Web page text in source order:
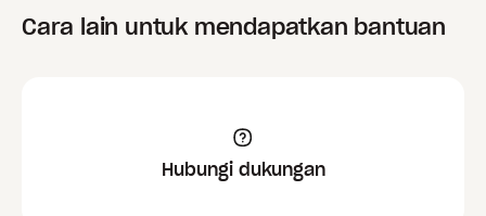
Cara lain untuk mendapatkan bantuan
Hubungi dukungan